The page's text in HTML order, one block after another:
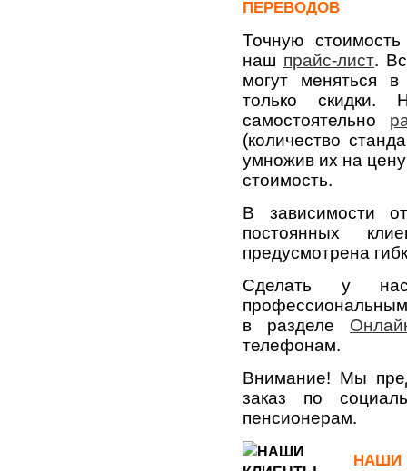
ПЕРЕВОДОВ
Точную
наш прайс-лист.
могут меняться
только
самостоятельно
(количество
умножив их на
стоимость.
В зависимости
постоянных
предусмотрена
Сделать у нас
в разделе
телефонам.
Внимание! Мы
заказ по
пенсионерам.
НАШИ